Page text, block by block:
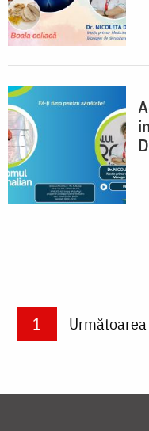
PaginareCurrent page
1 Next page